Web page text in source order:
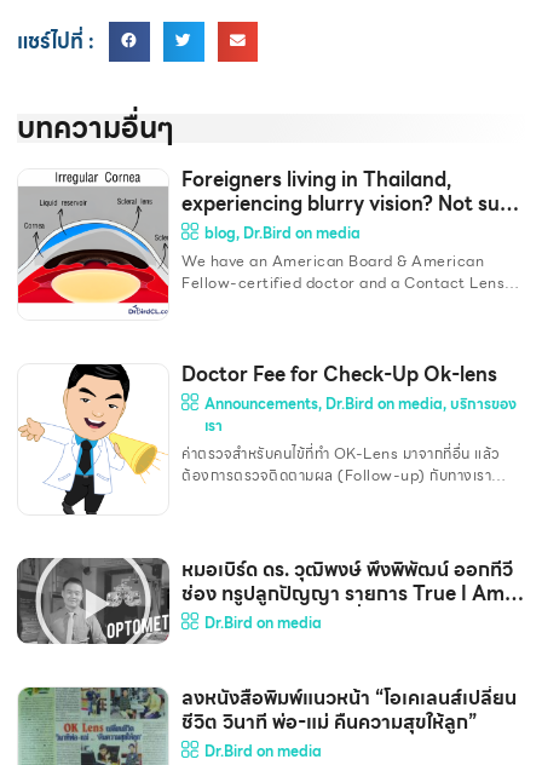
แชร์ไปที่ :
บทความอื่นๆ
Foreigners living in Thailand,
experiencing blurry vision? Not sure
where to go? Doctor vision is here
to help!
blog, Dr.Bird on media
We have an American Board & American
Fellow-certified doctor and a Contact Lens
have advanced diagnostic equipment on par
with small-scale eye hospitals. Rest assured
that your eyesight will receive care using the
latest technology that meets global
standards. No matter your vision problem—
whether you need a better pair of glasses or
Doctor Fee for Check-Up Ok-lens
Announcements, Dr.Bird on media,บริการของ
เรา
ค่าตรวจสำหรับคนไข้ที่ทำ OK-Lens มาจากที่อื่น แล้ว
ต้องการตรวจติดตามผล (Follow-up) กับทางเรา
patients who wish to follow up with us after
receiving an OK-lens overseas. **For optimal
results, wear your existing lens for at least 2
weeks before coming**
หมอเบิร์ด ดร. วุฒิพงษ์ พึงพิพัฒน์ ออกทีวี
ช่อง ทรูปลูกปัญญา รายการ True I Am : I
Am Optometrist เพื่อเป็นแบบอย่างการ
Dr.Bird on media
ลงหนังสือพิมพ์แนวหน้า “โอเคเลนส์เปลี่ยน
ชีวิต วินาที พ่อ-แม่ คืนความสุขให้ลูก”
Dr.Bird on media